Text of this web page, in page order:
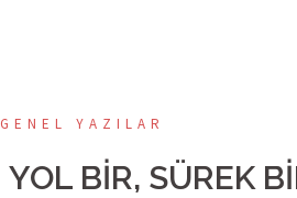
GENEL YAZILAR
YOL BİR, SÜREK